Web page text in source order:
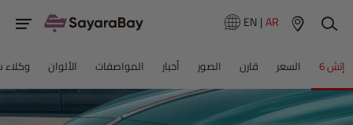
EN|AR
إتش 6 السعر قارن الصور أخبار المواصفات الألوان وكلاء